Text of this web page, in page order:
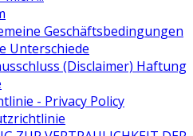
Geschäftsbedingungen
Unterschiede
(Disclaimer) Haftung
- Privacy Policy